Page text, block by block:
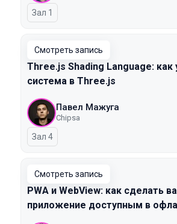
Зал 1
Смотреть запись
Three.js Shading Language: как
система в Three.js
Павел Мажуга
Chipsa
Зал 4
Смотреть запись
PWA и WebView: как сделать
приложение доступным в